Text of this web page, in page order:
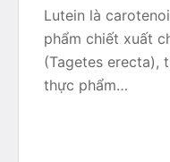
Lutein là
phẩm chiết xuất
(Tagetes erecta),
thực phẩm…